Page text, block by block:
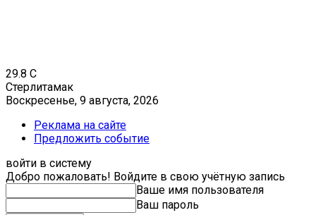
29.8 C
Стерлитамак
Воскресенье, 9 августа, 2026
Реклама на сайте
Предложить событие
войти в систему
Добро пожаловать! Войдите в свою учётную запись
Ваше имя пользователя
Ваш пароль